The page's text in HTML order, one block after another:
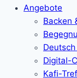
Angebote
Backen
Digital-
Kafi-